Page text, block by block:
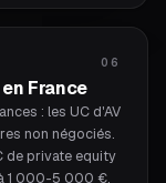
06
France
: les UC d'AV
non négociés.
de private equity
1 000-5 000 €.